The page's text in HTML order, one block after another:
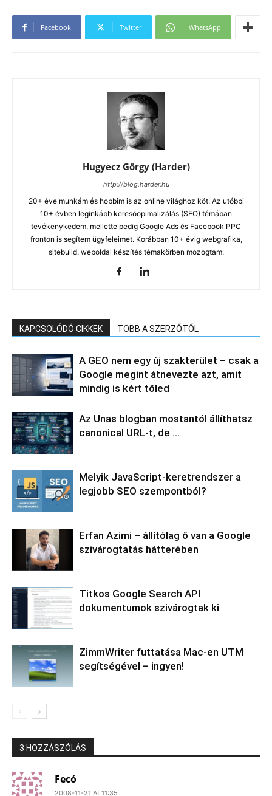
Facebook Twitter WhatsApp
Hugyecz Görgy (Harder)
http://blog.harder.hu
20+ éve munkám és hobbim is az online világhoz köt. Az utóbbi
10+ évben leginkább keresőopimalizálás (SEO) témában
tevékenykedem, mellette pedig Google Ads és Facebook PPC
fronton is segítem ügyfeleimet. Korábban 10+ évig webgrafika,
sitebuild, weboldal készítés témakörben mozogtam.
KAPCSOLÓDÓ CIKKEK TÖBB A SZERZŐTŐL
A GEO nem egy új szakterület – csak a
Google megint átnevezte azt, amit
mindig is kért tőled
Az Unas blogban mostantól állíthatsz
canonical URL-t, de …
Melyik JavaScript-keretrendszer a
legjobb SEO szempontból?
Erfan Azimi – állítólag ő van a Google
szivárogtatás hátterében
Titkos Google Search API
dokumentumok szivárogtak ki
ZimmWriter futtatása Mac-en UTM
segítségével – ingyen!
3 HOZZÁSZÓLÁS
Fecó
2008-11-21 At 11:35